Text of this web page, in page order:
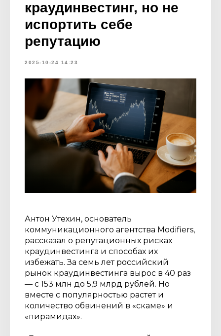
краудинвестинг, но не
испортить себе
репутацию
2025-10-24 14:23
Антон Утехин, основатель
коммуникационного агентства Modifiers,
рассказал о репутационных рисках
краудинвестинга и способах их
избежать. За семь лет российский
рынок краудинвестинга вырос в 40 раз
— с 153 млн до 5,9 млрд рублей. Но
вместе с популярностью растет и
количество обвинений в «скаме» и
«пирамидах».